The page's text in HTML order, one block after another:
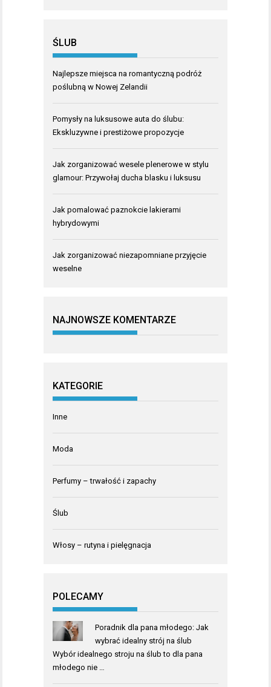
ŚLUB
Najlepsze miejsca na romantyczną podróż
poślubną w Nowej Zelandii
Pomysły na luksusowe auta do ślubu:
Ekskluzywne i prestiżowe propozycje
Jak zorganizować wesele plenerowe w stylu
glamour: Przywołaj ducha blasku i luksusu
Jak pomalować paznokcie lakierami
hybrydowymi
Jak zorganizować niezapomniane przyjęcie
weselne
NAJNOWSZE KOMENTARZE
KATEGORIE
Inne
Moda
Perfumy – trwałość i zapachy
Ślub
Włosy – rutyna i pielęgnacja
POLECAMY
Poradnik dla pana młodego: Jak
wybrać idealny strój na ślub
Wybór idealnego stroju na ślub to dla pana
młodego nie …